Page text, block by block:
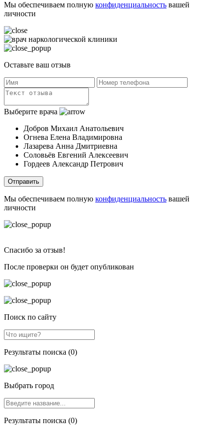
Мы обеспечиваем полную конфиденциальность вашей
личности
Оставьте ваш отзыв
Выберите врача
Добров Михаил Анатольевич
Огнева Елена Владимировна
Лазарева Анна Дмитриевна
Соловьёв Евгений Алексеевич
Гордеев Александр Петрович
Отправить
Мы обеспечиваем полную конфиденциальность вашей
личности
Спасибо за отзыв!
После проверки он будет опубликован
Поиск по сайту
Результаты поиска (0)
Выбрать город
Результаты поиска (0)